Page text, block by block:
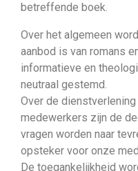
betreffende boek.
Over het algemeen
aanbod is van romans
informatieve en
neutraal gestemd.
Over de
medewerkers zijn de
vragen worden naar
opsteker voor onze
De toegankelijkheid